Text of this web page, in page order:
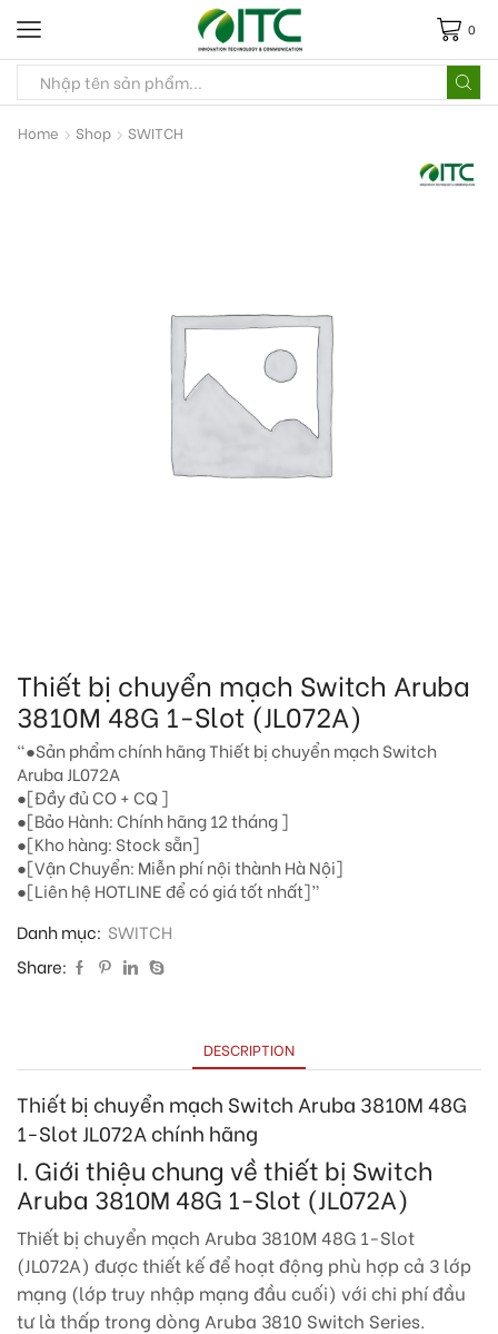
0
Home Shop SWITCH
Thiết bị chuyển mạch Switch Aruba
3810M 48G 1-Slot (JL072A)
“●Sản phẩm chính hãng Thiết bị chuyển mạch Switch
Aruba JL072A
●[Đầy đủ CO + CQ ]
●[Bảo Hành: Chính hãng 12 tháng ]
●[Kho hàng: Stock sẵn]
●[Vận Chuyển: Miễn phí nội thành Hà Nội]
●[Liên hệ HOTLINE để có giá tốt nhất]”
Danh mục: SWITCH
Share:
DESCRIPTION
Thiết bị chuyển mạch Switch Aruba 3810M 48G
1-Slot JL072A chính hãng
I. Giới thiệu chung về thiết bị Switch
Aruba 3810M 48G 1-Slot (JL072A)
Thiết bị chuyển mạch Aruba 3810M 48G 1-Slot
(JL072A) được thiết kế để hoạt động phù hợp cả 3 lớp
mạng (lớp truy nhập mạng đầu cuối) với chi phí đầu
tư là thấp trong dòng Aruba 3810 Switch Series.